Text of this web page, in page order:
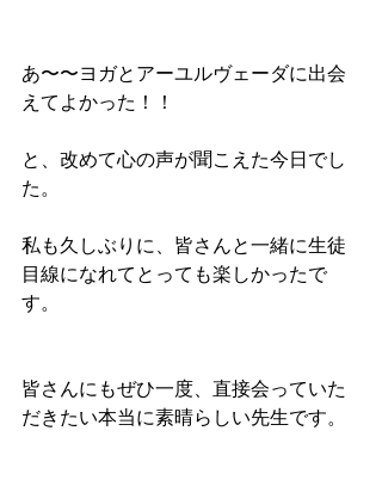
あ〜〜ヨガとアーユルヴェーダに出会
えてよかった！！
と、改めて心の声が聞こえた今日でし
た。
私も久しぶりに、皆さんと一緒に生徒
目線になれてとっても楽しかったで
す。
皆さんにもぜひ一度、直接会っていた
だきたい本当に素晴らしい先生です。